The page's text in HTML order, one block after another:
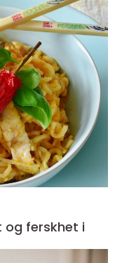
og ferskhet i